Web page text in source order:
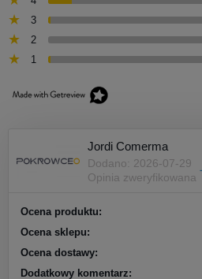
3
2
1
Jordi Comerma
Dodano: 2026-07-29
Opinia zweryfikowana
Ocena produktu:
Ocena sklepu:
Ocena dostawy:
Dodatkowy komentarz: